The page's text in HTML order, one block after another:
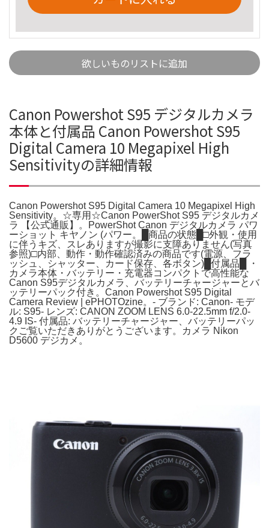
欲しいものリストに追加
Canon Powershot S95 デジタルカメラ
本体と付属品 Canon Powershot S95
Digital Camera 10 Megapixel High
Sensitivityの詳細情報
Canon Powershot S95 Digital Camera 10 Megapixel High
Sensitivity。☆専用☆Canon PowerShot S95 デジタルカメ
ラ 【公式通販】。PowerShot Canon デジタルカメラ パワ
ーショット キヤノン (パワー。█商品の状態█□外観・使用
に伴うキズ、スレありますが撮影に支障ありません(写真
参照)□内部、動作・動作確認済みの商品です(電源、フラ
ッシュ、シャッター、カード保存、各ボタン)█付属品█ ・
カメラ本体・バッテリー・充電器コンパクトで高性能な
Canon S95デジタルカメラ、バッテリーチャージャーとバ
ッテリーパック付き。Canon Powershot S95 Digital
Camera Review | ePHOTOzine。- ブランド: Canon- モデ
ル: S95- レンズ: CANON ZOOM LENS 6.0-22.5mm f/2.0-
4.9 IS- 付属品: バッテリーチャージャー、バッテリーパッ
クご覧いただきありがとうございます。カメラ Nikon
D5600 デジカメ。